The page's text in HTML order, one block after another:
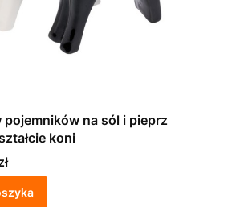
pojemników na sól i pieprz
koni